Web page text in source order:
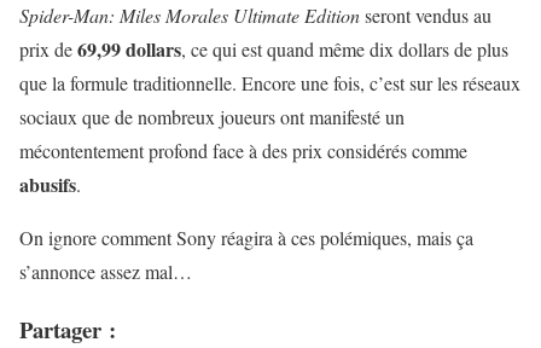
Spider-Man: Miles Morales Ultimate Editionseront vendus au
prix de69,99 dollars, ce qui est quand même dix dollars de plus
que la formule traditionnelle. Encore une fois, c’est sur les réseaux
sociaux que de nombreux joueurs ont manifesté un
mécontentement profond face à des prix considérés comme
abusifs.
On ignore comment Sony réagira à ces polémiques, mais ça
s’annonce assez mal…
Partager :